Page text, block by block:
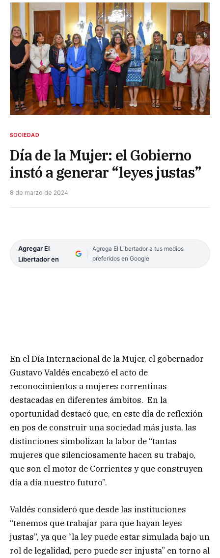
SOCIEDAD
Día de la Mujer: el Gobierno
instó a generar “leyes justas”
8 de marzo de 2024
Agregar El
Libertador en
Agrega El Libertador a tus medios
preferidos en Google
En el Día Internacional de la Mujer, el gobernador
Gustavo Valdés encabezó el acto de
reconocimientos a mujeres correntinas
destacadas en diferentes ámbitos. En la
oportunidad destacó que, en este día de reflexión
en pos de construir una sociedad más justa, las
distinciones simbolizan la labor de “tantas
mujeres que silenciosamente hacen su trabajo,
que son el motor de Corrientes y que construyen
día a día nuestro futuro”.
Valdés consideró que desde las instituciones
“tenemos que trabajar para que hayan leyes
justas”, ya que “la ley puede estar simulada bajo un
rol de legalidad, pero puede ser injusta” en torno al